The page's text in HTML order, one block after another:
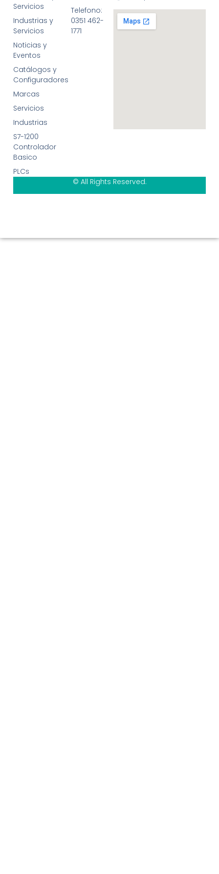
Servicios
Industrias y
Servicios
Noticias y
Eventos
Catálogos y
Configuradores
Marcas
Servicios
Industrias
S7-1200
Controlador
Basico
PLCs
Telefono:
0351 462-
1771
© All Rights Reserved.